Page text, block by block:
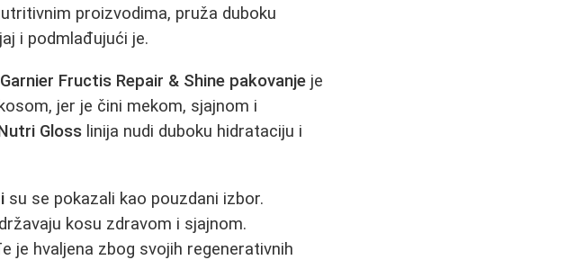
proizvodima, pruža duboku
i podmlađujući je.
Garnier Fructis Repair & Shine pakovanje je
jer je čini mekom, sjajnom i
Gloss linija nudi duboku hidrataciju i
su se pokazali kao pouzdani izbor.
kosu zdravom i sjajnom.
je hvaljena zbog svojih regenerativnih